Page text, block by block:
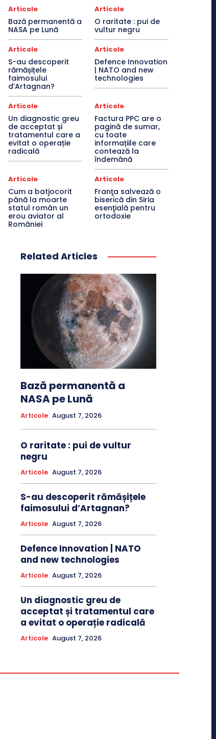
Articole
Bază permanentă a
NASA pe Lună
Articole
O raritate : pui de
vultur negru
Articole
S-au descoperit
rămășițele
faimosului
d’Artagnan?
Articole
Defence Innovation
| NATO and new
technologies
Articole
Un diagnostic greu
de acceptat și
tratamentul care a
evitat o operație
radicală
Articole
Factura PPC are o
pagină de sumar,
cu toate
informațiile care
contează la
îndemână
Articole
Cum a batjocorit
până la moarte
statul român un
erou aviator al
României
Articole
Franţa salvează o
biserică din Siria
esenţială pentru
ortodoxie
Related Articles
Bază permanentă a
NASA pe Lună
Articole August 7, 2026
O raritate : pui de vultur
negru
Articole August 7, 2026
S-au descoperit rămășițele
faimosului d’Artagnan?
Articole August 7, 2026
Defence Innovation | NATO
and new technologies
Articole August 7, 2026
Un diagnostic greu de
acceptat și tratamentul care
a evitat o operație radicală
Articole August 7, 2026